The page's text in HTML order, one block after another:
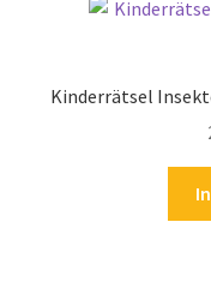
Kinderrätsel